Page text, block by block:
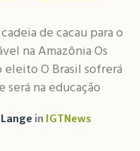
de cacau para o
na Amazônia Os
O Brasil sofrerá
será na educação
in IGTNews